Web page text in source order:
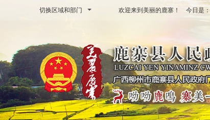
切换区域和部门 欢迎来到美丽的鹿寨！ 今日是：